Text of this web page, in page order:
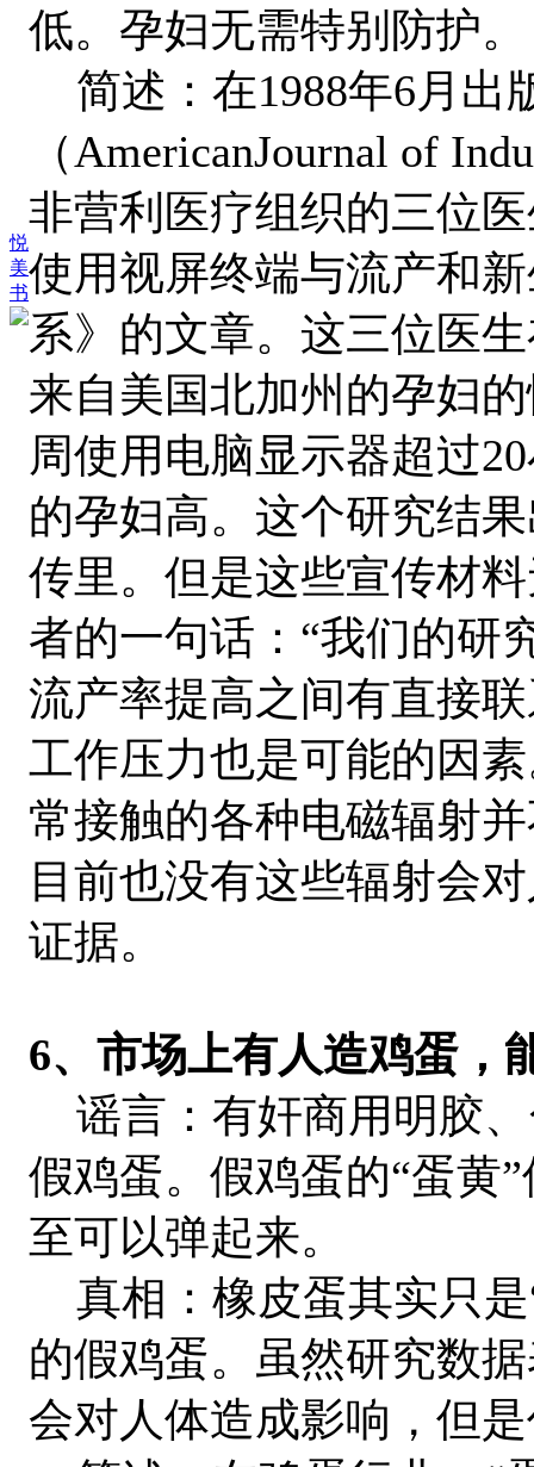
悦
美
书
低。孕妇无需特别防护。
简述：在1988年6月出
（AmericanJournal of
非营利医疗组织的三位
使用视屏终端与流产和
系》的文章。这三位医
来自美国北加州的孕妇
周使用电脑显示器超过
的孕妇高。这个研究结
传里。但是这些宣传材
者的一句话：“我们的研
流产率提高之间有直接
工作压力也是可能的因
常接触的各种电磁辐射
目前也没有这些辐射会
证据。
6、市场上有人造鸡蛋，
谣言：有奸商用明胶
假鸡蛋。假鸡蛋的“蛋黄
至可以弹起来。
真相：橡皮蛋其实只是
的假鸡蛋。虽然研究数
会对人体造成影响，但